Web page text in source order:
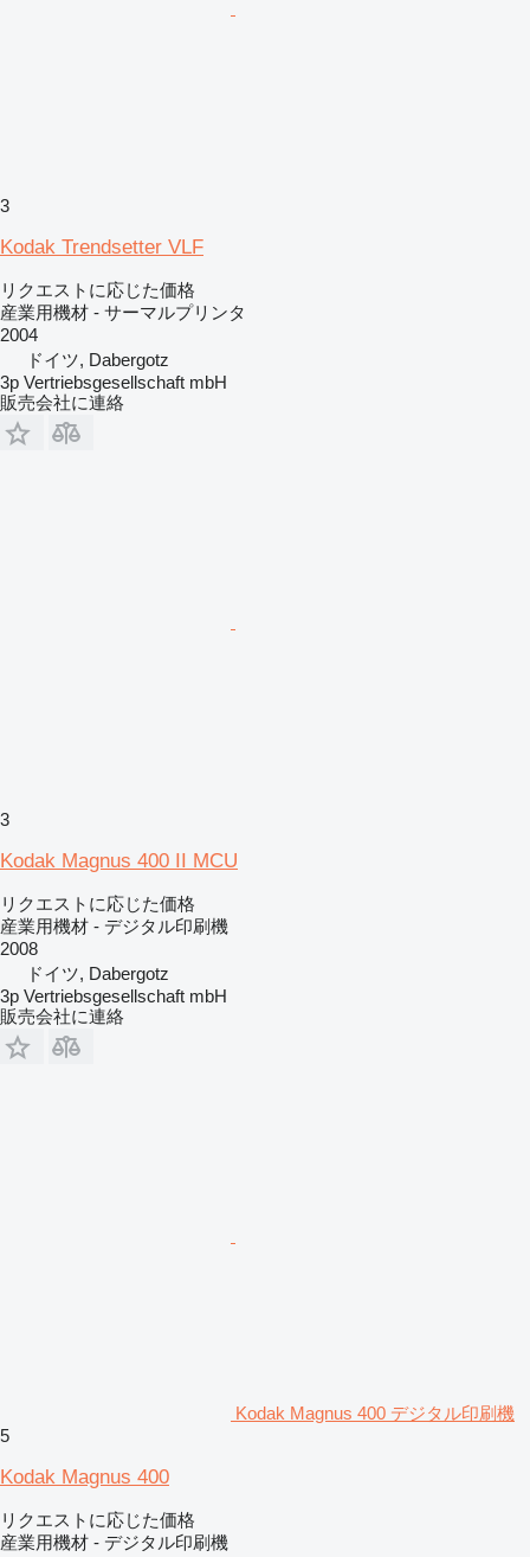
3
Kodak Trendsetter VLF
リクエストに応じた価格
産業用機材 - サーマルプリンタ
2004
ドイツ, Dabergotz
3p Vertriebsgesellschaft mbH
販売会社に連絡
3
Kodak Magnus 400 II MCU
リクエストに応じた価格
産業用機材 - デジタル印刷機
2008
ドイツ, Dabergotz
3p Vertriebsgesellschaft mbH
販売会社に連絡
Kodak Magnus 400 デジタル印刷機
5
Kodak Magnus 400
リクエストに応じた価格
産業用機材 - デジタル印刷機